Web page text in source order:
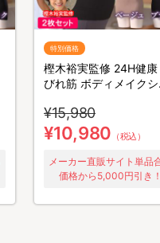
特別価格
樫木裕実監修 24H健康く
びれ筋 ボディメイクシ
ト／補整キャミソール
枚4役
¥15,980
¥10,980 （税込）
メーカー直販サイト単品
価格から5,000円引き！